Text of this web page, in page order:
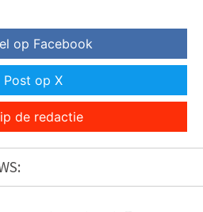
op Facebook
Post op X
de redactie